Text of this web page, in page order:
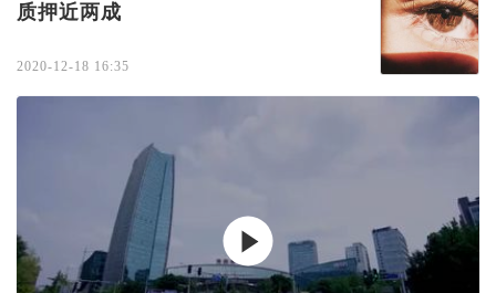
质押近两成
2020-12-18 16:35